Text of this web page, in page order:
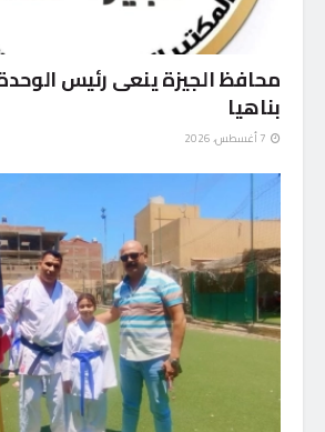
محافظ الجيزة ينعى رئيس
بناهيا